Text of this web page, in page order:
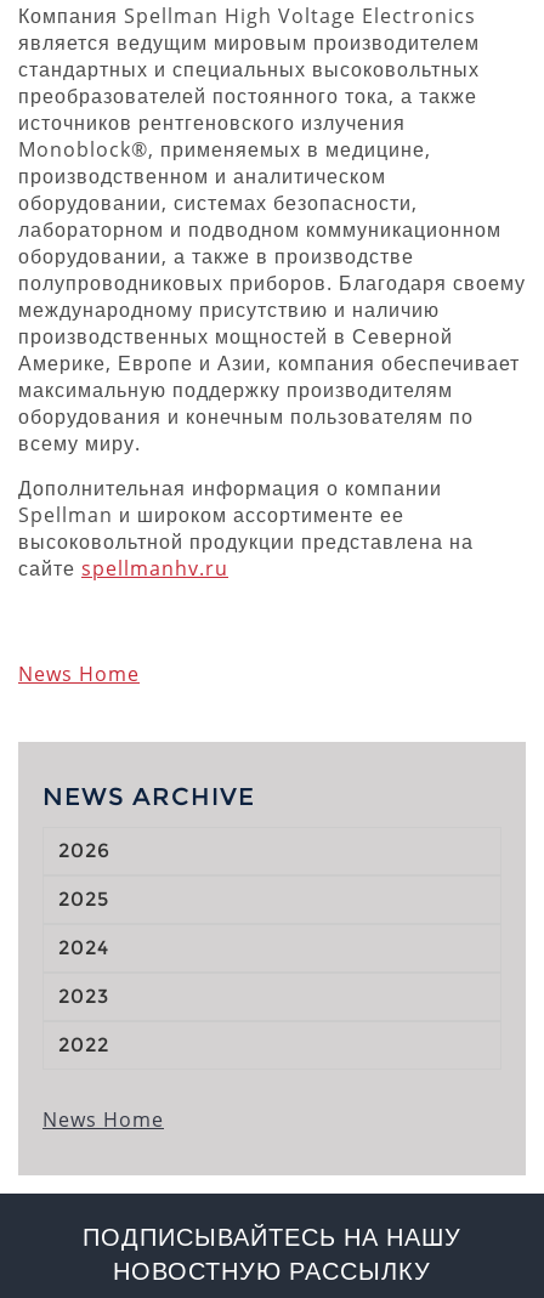
Компания Spellman High Voltage Electronics
является ведущим мировым производителем
стандартных и специальных высоковольтных
преобразователей постоянного тока, а также
источников рентгеновского излучения
Monoblock®, применяемых в медицине,
производственном и аналитическом
оборудовании, системах безопасности,
лабораторном и подводном коммуникационном
оборудовании, а также в производстве
полупроводниковых приборов. Благодаря своему
международному присутствию и наличию
производственных мощностей в Северной
Америке, Европе и Азии, компания обеспечивает
максимальную поддержку производителям
оборудования и конечным пользователям по
всему миру.
Дополнительная информация о компании
Spellman и широком ассортименте ее
высоковольтной продукции представлена на
сайте spellmanhv.ru
News Home
NEWS ARCHIVE
2026
2025
2024
2023
2022
News Home
ПОДПИСЫВАЙТЕСЬ НА НАШУ
НОВОСТНУЮ РАССЫЛКУ